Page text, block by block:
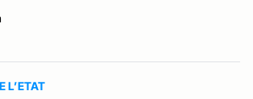
L’ETAT